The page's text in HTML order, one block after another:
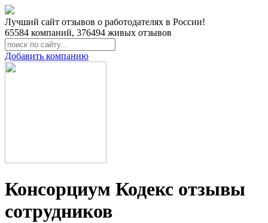
Лучший сайт отзывов о работодателях в России!
65584 компаний, 376494 живых отзывов
Добавить компанию
Консорциум Кодекс отзывы
сотрудников